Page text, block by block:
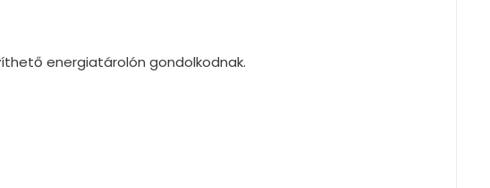
energiatárolón gondolkodnak.